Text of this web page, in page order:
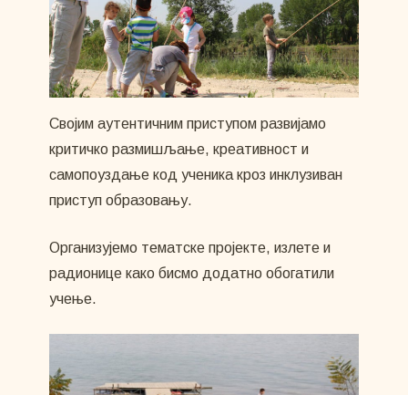
Својим аутентичним приступом развијамо
критичко размишљање, креативност и
самопоуздање код ученика кроз инклузиван
приступ образовању.
Организујемо тематске пројекте, излете и
радионице како бисмо додатно обогатили
учење.